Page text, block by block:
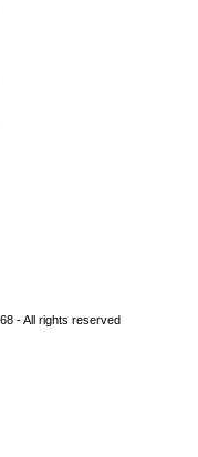
- All rights reserved